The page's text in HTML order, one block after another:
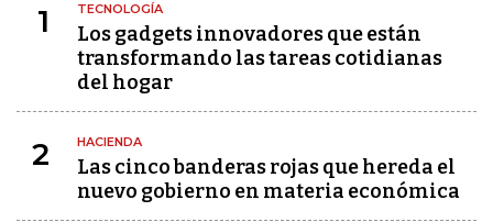
1 TECNOLOGÍA
Los gadgets innovadores que están
transformando las tareas cotidianas
del hogar
2 HACIENDA
Las cinco banderas rojas que hereda el
nuevo gobierno en materia económica